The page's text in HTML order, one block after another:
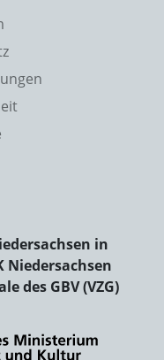
in
Niedersachsen
des GBV (VZG)